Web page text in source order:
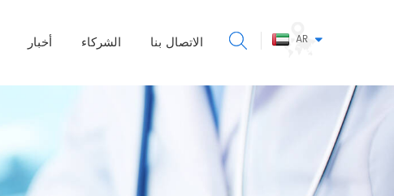
AR أخبار الشركاء الاتصال بنا